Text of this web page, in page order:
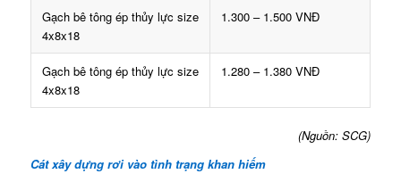
Gạch bê tông ép thủy lực size
4x8x18
1.300 – 1.500 VNĐ
Gạch bê tông ép thủy lực size
4x8x18
1.280 – 1.380 VNĐ
(Nguồn: SCG)
Cát xây dựng rơi vào tình trạng khan hiếm